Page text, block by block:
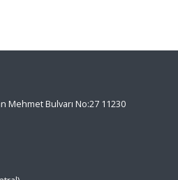
Mehmet Bulvarı No:27 11230